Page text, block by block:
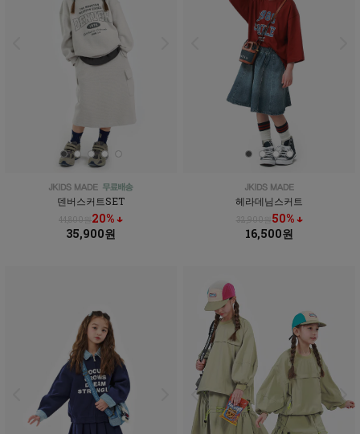
덴버스커트SET
44,800원20% ↓
35,900원
헤라데님스커트
32,900원50% ↓
16,500원